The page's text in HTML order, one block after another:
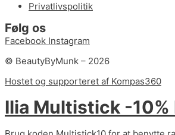
Privatlivspolitik
Følg os
Facebook Instagram
© BeautyByMunk – 2026
Hostet og supporteret af Kompas360
Ilia Multistick -10%